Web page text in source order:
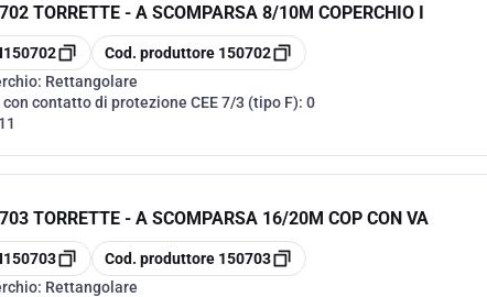
TORRETTE - A SCOMPARSA 8/10M COPERCHIO I
copia
Cod. produttore 150702
Rettangolare
contatto di protezione CEE 7/3 (tipo F): 0
TORRETTE - A SCOMPARSA 16/20M COP CON VA
copia
Cod. produttore 150703
Rettangolare